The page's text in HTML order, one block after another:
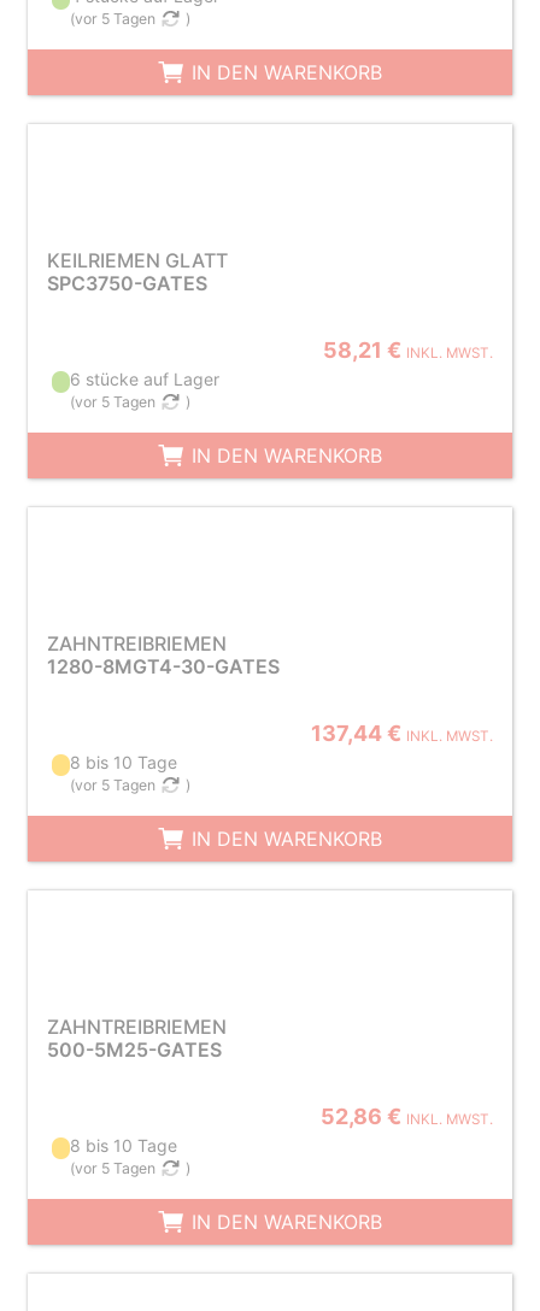
(vor 5 Tagen )
IN DEN WARENKORB
KEILRIEMEN GLATT
SPC3750-GATES
58,21 € INKL. MWST.
6 stücke auf Lager
(vor 5 Tagen )
IN DEN WARENKORB
ZAHNTREIBRIEMEN
1280-8MGT4-30-GATES
137,44 € INKL. MWST.
8 bis 10 Tage
(vor 5 Tagen )
IN DEN WARENKORB
ZAHNTREIBRIEMEN
500-5M25-GATES
52,86 € INKL. MWST.
8 bis 10 Tage
(vor 5 Tagen )
IN DEN WARENKORB